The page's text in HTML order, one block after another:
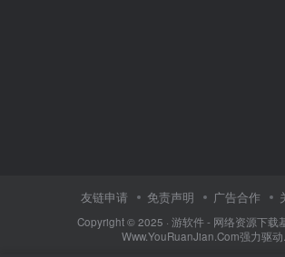
友链申请 免责声明 广告合作
Copyright © 2025 · 游软件 - 网络资源下载
Www.YouRuanJian.Com强力驱动.